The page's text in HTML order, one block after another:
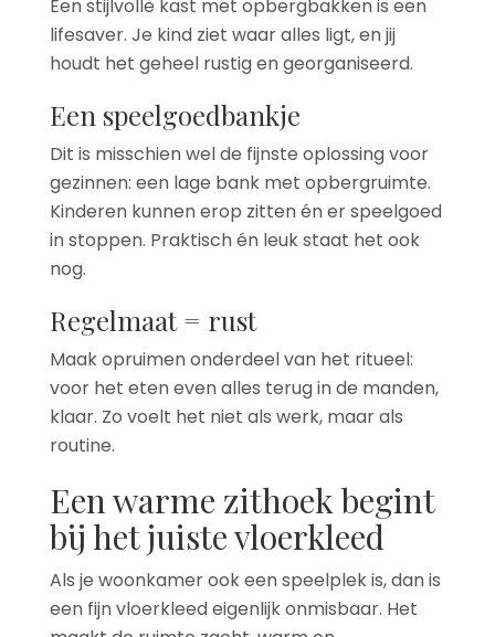
Een stijlvolle kast met opbergbakken is een
lifesaver. Je kind ziet waar alles ligt, en jij
houdt het geheel rustig en georganiseerd.
Een speelgoedbankje
Dit is misschien wel de fijnste oplossing voor
gezinnen: een lage bank met opbergruimte.
Kinderen kunnen erop zitten én er speelgoed
in stoppen. Praktisch én leuk staat het ook
nog.
Regelmaat = rust
Maak opruimen onderdeel van het ritueel:
voor het eten even alles terug in de manden,
klaar. Zo voelt het niet als werk, maar als
routine.
Een warme zithoek begint
bij het juiste vloerkleed
Als je woonkamer ook een speelplek is, dan is
een fijn vloerkleed eigenlijk onmisbaar. Het